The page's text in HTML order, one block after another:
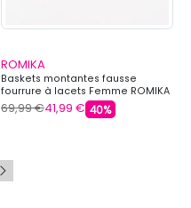
ROMIKA
Baskets montantes fausse
fourrure à lacets Femme ROMIKA
69,99 €41,99 € 40%